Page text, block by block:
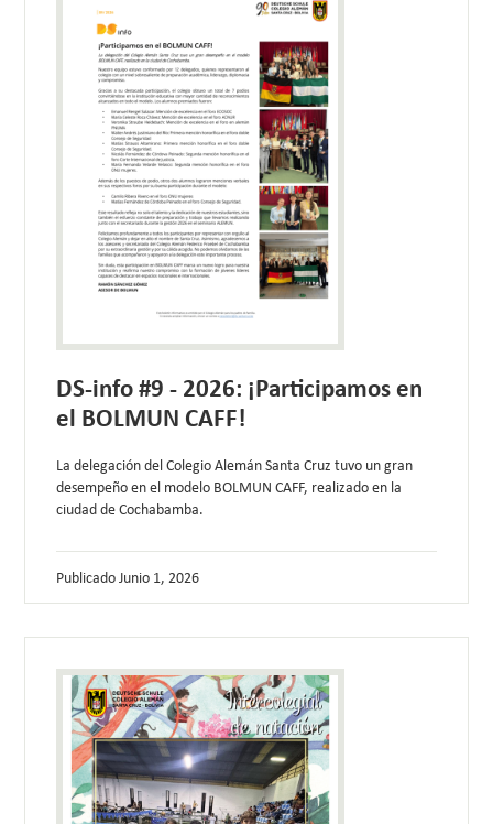
DS-info #9 - 2026: ¡Participamos en
el BOLMUN CAFF!
La delegación del Colegio Alemán Santa Cruz tuvo un gran
desempeño en el modelo BOLMUN CAFF, realizado en la
ciudad de Cochabamba.
PublicadoJunio 1, 2026